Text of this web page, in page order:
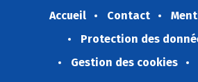
Accueil Contact
Protection des
Gestion des cookies